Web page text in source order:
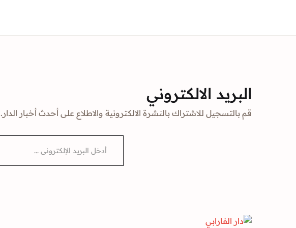
البريد الالكتروني
قم بالتسجيل للاشتراك بالنشرة الالكترونية والاطلاع على أحدث أخبار الدار.
i